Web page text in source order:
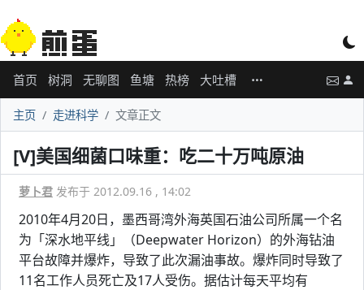
首页 树洞 无聊图 鱼塘 热榜 大吐槽
主页 走进科学 文章正文
[V]美国细菌口味重：吃二十万吨原油
萝卜君 发布于 2012.09.16 , 14:02
2010年4月20日，墨西哥湾外海英国石油公司所属一个名
为「深水地平线」（Deepwater Horizon）的外海钻油
平台故障并爆炸，导致了此次漏油事故。爆炸同时导致了
11名工作人员死亡及17人受伤。据估计每天平均有